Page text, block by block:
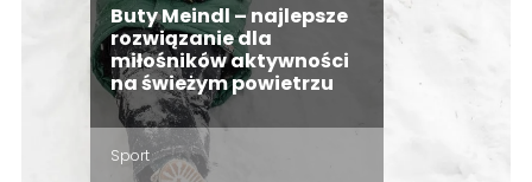
Buty Meindl – najlepsze
rozwiązanie dla
miłośników aktywności
na świeżym powietrzu
Sport